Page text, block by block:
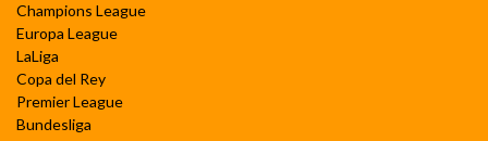
Champions League
Europa League
LaLiga
Copa del Rey
Premier League
Bundesliga